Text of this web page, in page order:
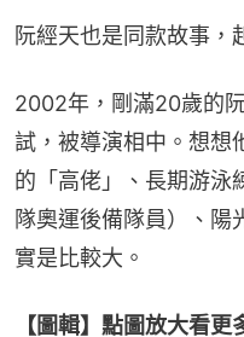
阮經天也是同款故事，
2002年，剛滿20歲的
試，被導演相中。想
的「高佬」、長期游泳
隊奧運後備隊員）、
實是比較大。
【圖輯】點圖放大看更